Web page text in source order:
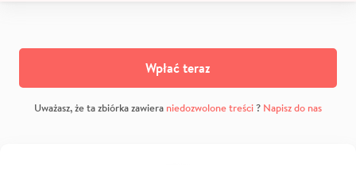
Wpłać teraz
Uważasz, że ta zbiórka zawiera niedozwolone treści? Napisz do nas